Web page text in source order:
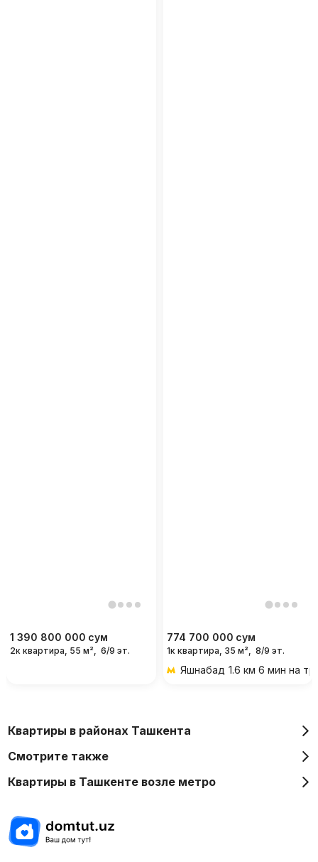
1 390 800 000 сум
2к квартира, 55 м², 6/9 эт.
774 700 000 сум
1к квартира, 35 м², 8/9 эт.
Яшнабад 1.6 км 6 мин на
Квартиры в районах Ташкента
Смотрите также
Квартиры в Ташкенте возле метро